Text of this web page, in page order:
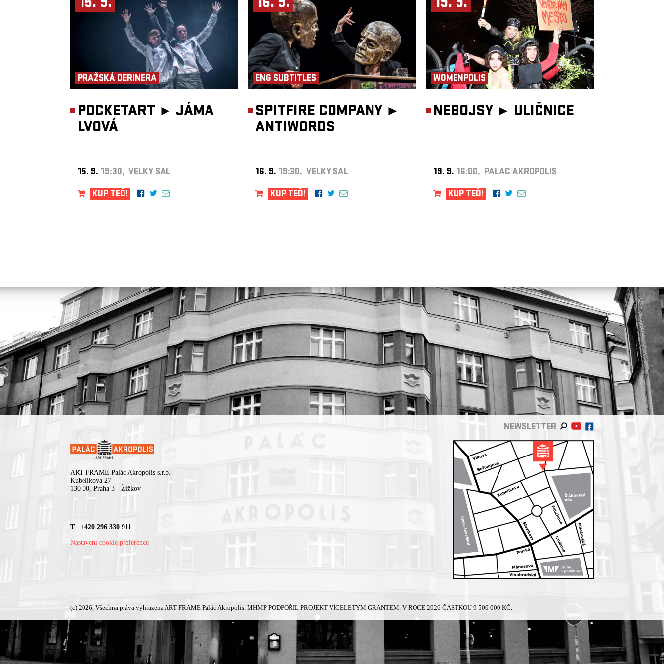
15. 9.
PRAŽSKÁ DERINERA
POCKETART ► JÁMA
LVOVÁ
15. 9. 19:30, VELKÝ SÁL
KUP TEĎ!
16. 9.
ENG SUBTITLES
SPITFIRE COMPANY ►
ANTIWORDS
16. 9. 19:30, VELKÝ SÁL
KUP TEĎ!
19. 9.
WOMENPOLIS
NEBOJSY ► ULIČNICE
19. 9. 16:00, PALÁC AKROPOLIS
KUP TEĎ!
NEWSLETTER
ART FRAME Palác Akropolis s.r.o.
Kubelíkova 27
130 00, Praha 3 - Žižkov
T +420 296 330 911
Nastavení cookie preference
(c) 2026, Všechna práva vyhrazena ART FRAME Palác Akropolis. MHMP PODPOŘIL PROJEKT VÍCELETÝM GRANTEM. V ROCE 2026 ČÁSTKOU 9 500 000 KČ.